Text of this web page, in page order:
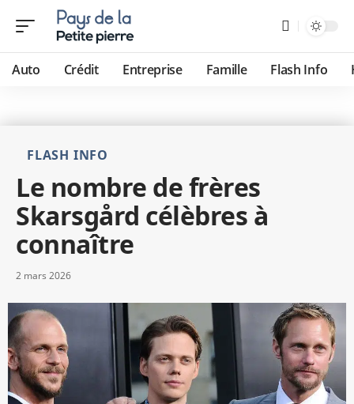
Auto Crédit Entreprise Famille Flash Info
FLASH INFO
Le nombre de frères
Skarsgård célèbres à
connaître
2 mars 2026